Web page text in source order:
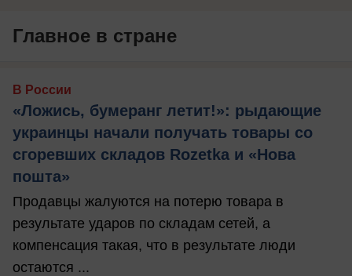
Главное в стране
В России
«Ложись, бумеранг летит!»: рыдающие
украинцы начали получать товары со
сгоревших складов Rozetka и «Нова
пошта»
Продавцы жалуются на потерю товара в
результате ударов по складам сетей, а
компенсация такая, что в результате люди
остаются ...